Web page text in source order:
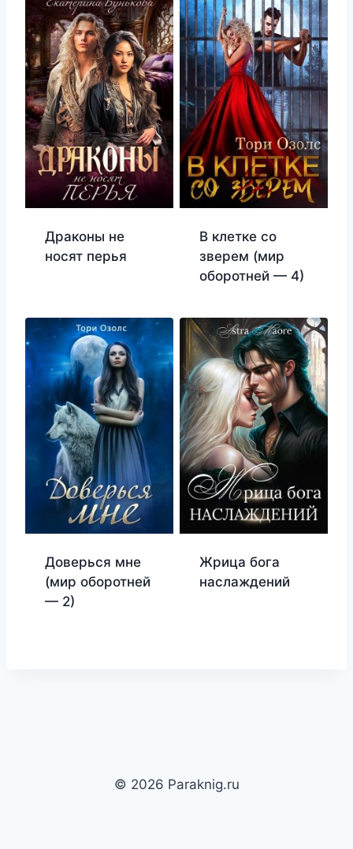
Драконы не
носят перья
В клетке со
зверем (мир
оборотней — 4)
Доверься мне
(мир оборотней
— 2)
Жрица бога
наслаждений
© 2026 Paraknig.ru